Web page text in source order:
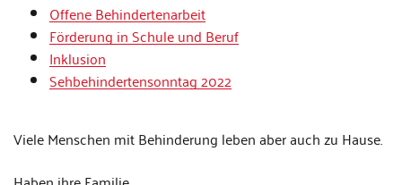
Offene Behindertenarbeit
Förderung in Schule und Beruf
Inklusion
Sehbehindertensonntag 2022
Viele Menschen mit Behinderung leben aber auch zu Hause.